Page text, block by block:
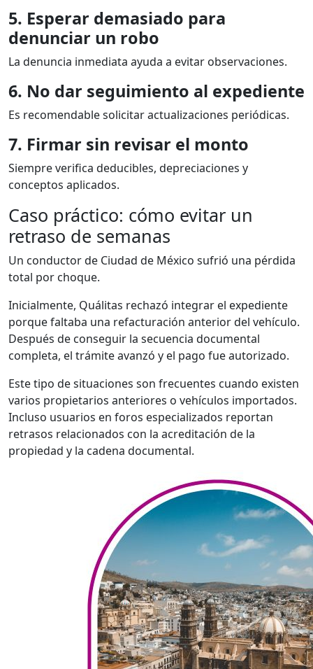
5. Esperar demasiado para
denunciar un robo
La denuncia inmediata ayuda a evitar observaciones.
6. No dar seguimiento al expediente
Es recomendable solicitar actualizaciones periódicas.
7. Firmar sin revisar el monto
Siempre verifica deducibles, depreciaciones y
conceptos aplicados.
Caso práctico: cómo evitar un
retraso de semanas
Un conductor de Ciudad de México sufrió una pérdida
total por choque.
Inicialmente, Quálitas rechazó integrar el expediente
porque faltaba una refacturación anterior del vehículo.
Después de conseguir la secuencia documental
completa, el trámite avanzó y el pago fue autorizado.
Este tipo de situaciones son frecuentes cuando existen
varios propietarios anteriores o vehículos importados.
Incluso usuarios en foros especializados reportan
retrasos relacionados con la acreditación de la
propiedad y la cadena documental.